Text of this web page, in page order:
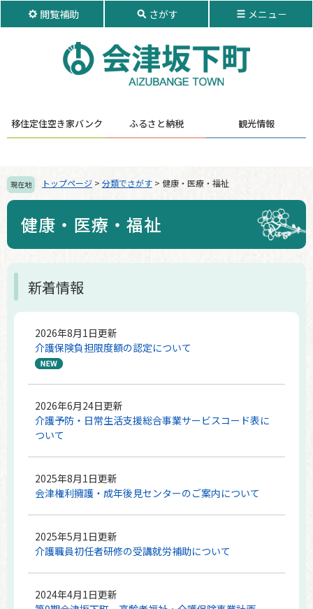
本
閲覧補助 さがす メニュ－
移住定住空き家バンク ふるさと納税 観光情報
現在地 トップページ > 分類でさがす > 健康・医療・福祉
健康・医療・福祉
本
新着情報
2026年8月1日更新
介護保険負担限度額の認定について
2026年6月24日更新
介護予防・日常生活支援総合事業サービスコード表に
ついて
2025年8月1日更新
会津権利擁護・成年後見センターのご案内について
2025年5月1日更新
介護職員初任者研修の受講就労補助について
2024年4月1日更新